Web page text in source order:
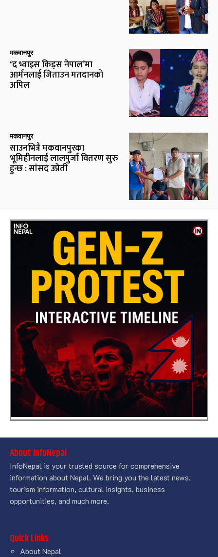
मकवानपुर
‘द भ्वाइस किड्स नेपाल’मा
आर्मनलाई जिताउन मतदानको
अपिल
मकवानपुर
साउनभित्रै मकवानपुरका
भूमिहीनलाई लालपुर्जा वितरण सुरु
हुन्छ : सांसद उप्रेती
About InfoNepal
InfoNepal is your trusted source for comprehensive
information about Nepal. We bring you the latest news,
tourism information, cultural insights, business
opportunities, and much more.
Quick Links
About Nepal